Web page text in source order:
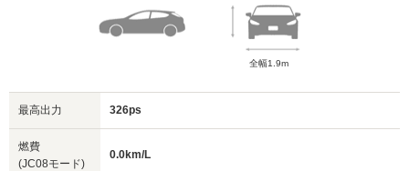
全幅1.9m
最高出力 326ps
燃費
(JC08モード)
0.0km/L